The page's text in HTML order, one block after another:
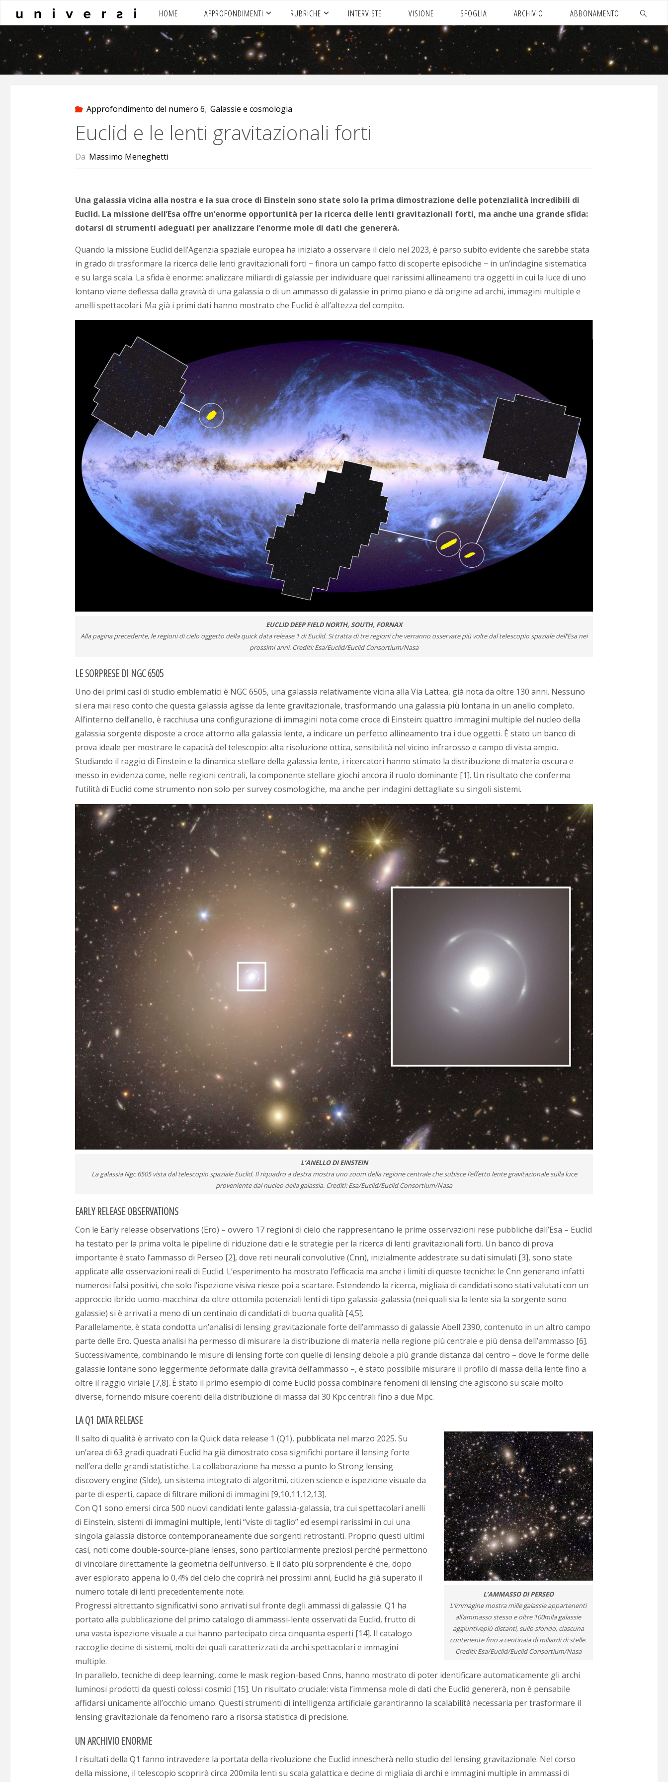
contenuto
HOME APPROFONDIMENTI RUBRICHE INTERVISTE VISIONE SFOGLIA ARCHIVIO ABBONAMENTO
CERCA
Approfondimento del numero 6, Galassie e cosmologia
Euclid e le lenti gravitazionali forti
Da Massimo Meneghetti
Una galassia vicina alla nostra e la sua croce di Einstein sono state solo la prima dimostrazione delle potenzialità incredibili di
Euclid. La missione dell’Esa offre un’enorme opportunità per la ricerca delle lenti gravitazionali forti, ma anche una grande sfida:
dotarsi di strumenti adeguati per analizzare l’enorme mole di dati che genererà.
Quando la missione Euclid dell’Agenzia spaziale europea ha iniziato a osservare il cielo nel 2023, è parso subito evidente che sarebbe stata
in grado di trasformare la ricerca delle lenti gravitazionali forti − finora un campo fatto di scoperte episodiche − in un’indagine sistematica
e su larga scala. La sfida è enorme: analizzare miliardi di galassie per individuare quei rarissimi allineamenti tra oggetti in cui la luce di uno
lontano viene deflessa dalla gravità di una galassia o di un ammasso di galassie in primo piano e dà origine ad archi, immagini multiple e
anelli spettacolari. Ma già i primi dati hanno mostrato che Euclid è all’altezza del compito.
EUCLID DEEP FIELD NORTH, SOUTH, FORNAX
Alla pagina precedente, le regioni di cielo oggetto della quick data release 1 di Euclid. Si tratta di tre regioni che verranno osservate più volte dal telescopio spaziale dell’Esa nei
prossimi anni. Crediti: Esa/Euclid/Euclid Consortium/Nasa
LE SORPRESE DI NGC 6505
Uno dei primi casi di studio emblematici è NGC 6505, una galassia relativamente vicina alla Via Lattea, già nota da oltre 130 anni. Nessuno
si era mai reso conto che questa galassia agisse da lente gravitazionale, trasformando una galassia più lontana in un anello completo.
All’interno dell’anello, è racchiusa una configurazione di immagini nota come croce di Einstein: quattro immagini multiple del nucleo della
galassia sorgente disposte a croce attorno alla galassia lente, a indicare un perfetto allineamento tra i due oggetti. È stato un banco di
prova ideale per mostrare le capacità del telescopio: alta risoluzione ottica, sensibilità nel vicino infrarosso e campo di vista ampio.
Studiando il raggio di Einstein e la dinamica stellare della galassia lente, i ricercatori hanno stimato la distribuzione di materia oscura e
messo in evidenza come, nelle regioni centrali, la componente stellare giochi ancora il ruolo dominante [1]. Un risultato che conferma
l’utilità di Euclid come strumento non solo per survey cosmologiche, ma anche per indagini dettagliate su singoli sistemi.
L’ANELLO DI EINSTEIN
La galassia Ngc 6505 vista dal telescopio spaziale Euclid. Il riquadro a destra mostra uno zoom della regione centrale che subisce l’effetto lente gravitazionale sulla luce
proveniente dal nucleo della galassia. Crediti: Esa/Euclid/Euclid Consortium/Nasa
EARLY RELEASE OBSERVATIONS
Con le Early release observations (Ero) – ovvero 17 regioni di cielo che rappresentano le prime osservazioni rese pubbliche dall’Esa – Euclid
ha testato per la prima volta le pipeline di riduzione dati e le strategie per la ricerca di lenti gravitazionali forti. Un banco di prova
importante è stato l’ammasso di Perseo [2], dove reti neurali convolutive (Cnn), inizialmente addestrate su dati simulati [3], sono state
applicate alle osservazioni reali di Euclid. L’esperimento ha mostrato l’efficacia ma anche i limiti di queste tecniche: le Cnn generano infatti
numerosi falsi positivi, che solo l’ispezione visiva riesce poi a scartare. Estendendo la ricerca, migliaia di candidati sono stati valutati con un
approccio ibrido uomo-macchina: da oltre ottomila potenziali lenti di tipo galassia-galassia (nei quali sia la lente sia la sorgente sono
galassie) si è arrivati a meno di un centinaio di candidati di buona qualità [4,5].
Parallelamente, è stata condotta un’analisi di lensing gravitazionale forte dell’ammasso di galassie Abell 2390, contenuto in un altro campo
parte delle Ero. Questa analisi ha permesso di misurare la distribuzione di materia nella regione più centrale e più densa dell’ammasso [6].
Successivamente, combinando le misure di lensing forte con quelle di lensing debole a più grande distanza dal centro – dove le forme delle
galassie lontane sono leggermente deformate dalla gravità dell’ammasso –, è stato possibile misurare il profilo di massa della lente fino a
oltre il raggio viriale [7,8]. È stato il primo esempio di come Euclid possa combinare fenomeni di lensing che agiscono su scale molto
diverse, fornendo misure coerenti della distribuzione di massa dai 30 Kpc centrali fino a due Mpc.
LA Q1 DATA RELEASE
L’AMMASSO DI PERSEO
L’immagine mostra mille galassie appartenenti
all’ammasso stesso e oltre 100mila galassie
aggiuntivepiù distanti, sullo sfondo, ciascuna
contenente fino a centinaia di miliardi di stelle.
Crediti: Esa/Euclid/Euclid Consortium/Nasa
Il salto di qualità è arrivato con la Quick data release 1 (Q1), pubblicata nel marzo 2025. Su
un’area di 63 gradi quadrati Euclid ha già dimostrato cosa significhi portare il lensing forte
nell’era delle grandi statistiche. La collaborazione ha messo a punto lo Strong lensing
discovery engine (Slde), un sistema integrato di algoritmi, citizen science e ispezione visuale da
parte di esperti, capace di filtrare milioni di immagini [9,10,11,12,13].
Con Q1 sono emersi circa 500 nuovi candidati lente galassia-galassia, tra cui spettacolari anelli
di Einstein, sistemi di immagini multiple, lenti “viste di taglio” ed esempi rarissimi in cui una
singola galassia distorce contemporaneamente due sorgenti retrostanti. Proprio questi ultimi
casi, noti come double-source-plane lenses, sono particolarmente preziosi perché permettono
di vincolare direttamente la geometria dell’universo. E il dato più sorprendente è che, dopo
aver esplorato appena lo 0,4% del cielo che coprirà nei prossimi anni, Euclid ha già superato il
numero totale di lenti precedentemente note.
Progressi altrettanto significativi sono arrivati sul fronte degli ammassi di galassie. Q1 ha
portato alla pubblicazione del primo catalogo di ammassi-lente osservati da Euclid, frutto di
una vasta ispezione visuale a cui hanno partecipato circa cinquanta esperti [14]. Il catalogo
raccoglie decine di sistemi, molti dei quali caratterizzati da archi spettacolari e immagini
multiple.
In parallelo, tecniche di deep learning, come le mask region-based Cnns, hanno mostrato di poter identificare automaticamente gli archi
luminosi prodotti da questi colossi cosmici [15]. Un risultato cruciale: vista l’immensa mole di dati che Euclid genererà, non è pensabile
affidarsi unicamente all’occhio umano. Questi strumenti di intelligenza artificiale garantiranno la scalabilità necessaria per trasformare il
lensing gravitazionale da fenomeno raro a risorsa statistica di precisione.
UN ARCHIVIO ENORME
I risultati della Q1 fanno intravedere la portata della rivoluzione che Euclid innescherà nello studio del lensing gravitazionale. Nel corso
della missione, il telescopio scoprirà circa 200mila lenti su scala galattica e decine di migliaia di archi e immagini multiple in ammassi di